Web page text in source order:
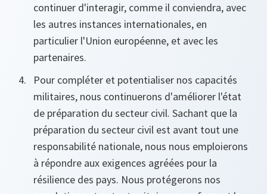
continuer d'interagir, comme il conviendra, avec
les autres instances internationales, en
particulier l'Union européenne, et avec les
partenaires.
Pour compléter et potentialiser nos capacités
militaires, nous continuerons d'améliorer l'état
de préparation du secteur civil. Sachant que la
préparation du secteur civil est avant tout une
responsabilité nationale, nous nous emploierons
à répondre aux exigences agréées pour la
résilience des pays. Nous protégerons nos